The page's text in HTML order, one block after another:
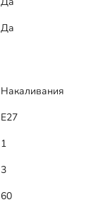
Да
Накаливания
E27
1
3
60